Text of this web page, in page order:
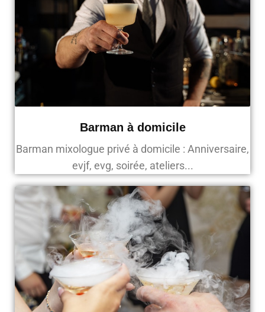
Barman à domicile
Barman mixologue privé à domicile : Anniversaire,
evjf, evg, soirée, ateliers...